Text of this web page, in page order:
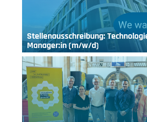
Stellenausschreibung:
Manager:in (m/w/d)